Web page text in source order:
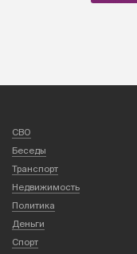
СВО
Беседы
Транспорт
Недвижимость
Политика
Деньги
Спорт